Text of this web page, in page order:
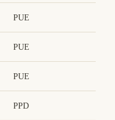
PUE
PUE
PUE
PPD